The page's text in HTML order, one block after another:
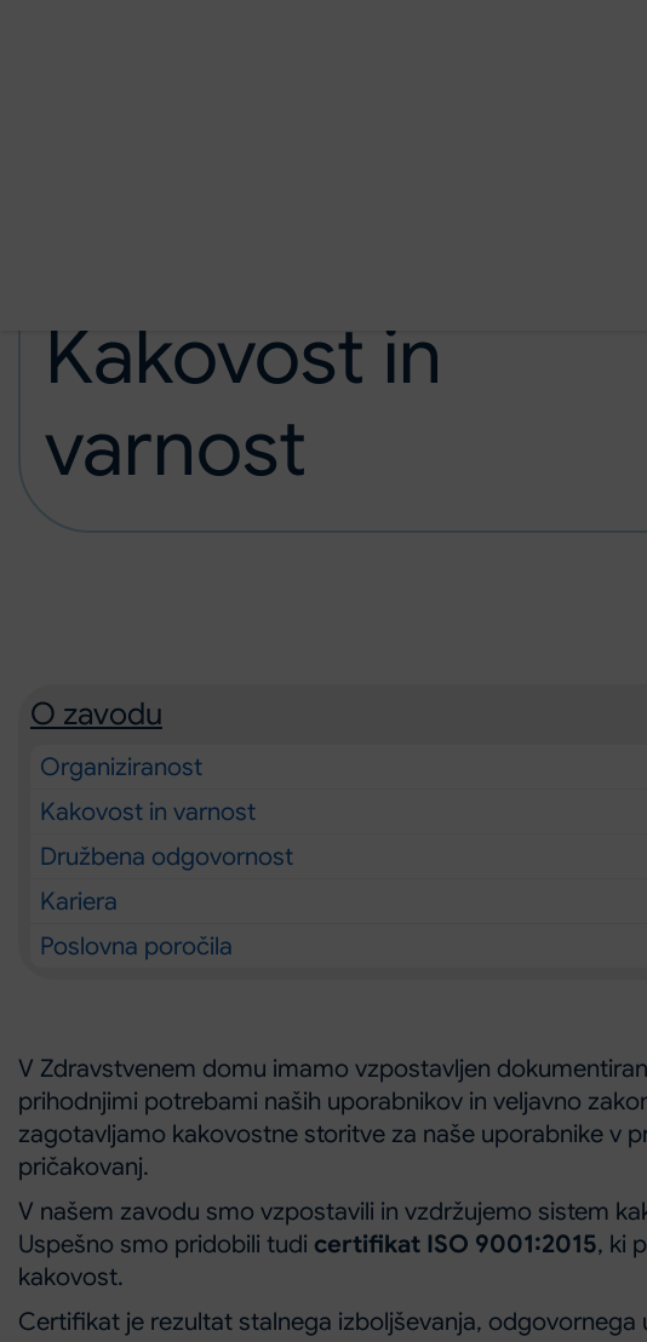
Kakovost in
varnost
O zavodu
Organiziranost
Kakovost in varnost
Družbena odgovornost
Kariera
Poslovna poročila
V Zdravstvenem domu imamo vzpostavljen
prihodnjimi potrebami naših uporabnikov in veljavno
zagotavljamo kakovostne storitve za naše uporabnike v
pričakovanj.
V našem zavodu smo vzpostavili in vzdržujemo sistem
Uspešno smo pridobili tudi certifikat ISO 9001:2015, ki
kakovost.
Certifikat je rezultat stalnega izboljševanja,